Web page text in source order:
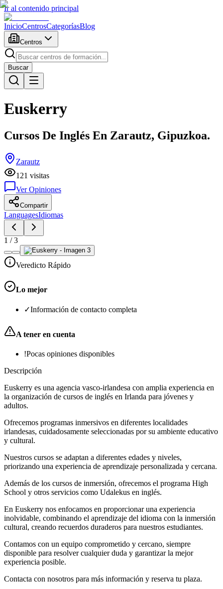
Ir al contenido principal
InicioCentrosCategoríasBlog
Centros
Buscar
Euskerry
Cursos De Inglés En Zarautz, Gipuzkoa.
Zarautz
121 visitas
Ver Opiniones
Compartir
LanguagesIdiomas
1 /3
Veredicto Rápido
Lo mejor
✓Información de contacto completa
A tener en cuenta
!Pocas opiniones disponibles
Descripción
Euskerry es una agencia vasco-irlandesa con amplia experiencia en
la organización de cursos de inglés en Irlanda para jóvenes y
adultos.
Ofrecemos programas inmersivos en diferentes localidades
irlandesas, cuidadosamente seleccionadas por su ambiente educativo
y cultural.
Nuestros cursos se adaptan a diferentes edades y niveles,
priorizando una experiencia de aprendizaje personalizada y cercana.
Además de los cursos de inmersión, ofrecemos el programa High
School y otros servicios como Udalekus en inglés.
En Euskerry nos enfocamos en proporcionar una experiencia
inolvidable, combinando el aprendizaje del idioma con la inmersión
cultural, creando recuerdos duraderos para nuestros estudiantes.
Contamos con un equipo comprometido y cercano, siempre
disponible para resolver cualquier duda y garantizar la mejor
experiencia posible.
Contacta con nosotros para más información y reserva tu plaza.